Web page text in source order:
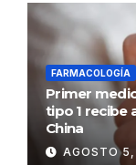
FARMACOLOGÍA
Primer
tipo 1 recibe
China
AGOSTO